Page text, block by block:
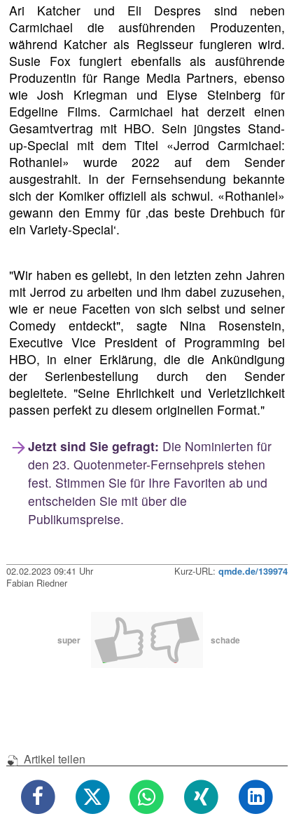
Ari Katcher und Eli Despres sind neben
Carmichael die ausführenden Produzenten,
während Katcher als Regisseur fungieren wird.
Susie Fox fungiert ebenfalls als ausführende
Produzentin für Range Media Partners, ebenso
wie Josh Kriegman und Elyse Steinberg für
Edgeline Films. Carmichael hat derzeit einen
Gesamtvertrag mit HBO. Sein jüngstes Stand-
up-Special mit dem Titel «Jerrod Carmichael:
Rothaniel» wurde 2022 auf dem Sender
ausgestrahlt. In der Fernsehsendung bekannte
sich der Komiker offiziell als schwul. «Rothaniel»
gewann den Emmy für ‚das beste Drehbuch für
ein Variety-Special‘.
"Wir haben es geliebt, in den letzten zehn Jahren
mit Jerrod zu arbeiten und ihm dabei zuzusehen,
wie er neue Facetten von sich selbst und seiner
Comedy entdeckt", sagte Nina Rosenstein,
Executive Vice President of Programming bei
HBO, in einer Erklärung, die die Ankündigung
der Serienbestellung durch den Sender
begleitete. "Seine Ehrlichkeit und Verletzlichkeit
passen perfekt zu diesem originellen Format."
Jetzt sind Sie gefragt: Die Nominierten für
den 23. Quotenmeter-Fernsehpreis stehen
fest. Stimmen Sie für Ihre Favoriten ab und
entscheiden Sie mit über die
Publikumspreise.
02.02.2023 09:41 Uhr Kurz-URL: qmde.de/139974
Fabian Riedner
super schade
Artikel teilen